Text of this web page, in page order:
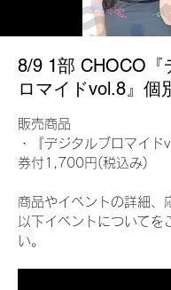
8/9 1部 CHOCO『
ロマイドvol.8』個
販売商品
・『デジタルブロマイ
券付1,700円(税込み)
商品やイベントの詳細、
以下イベントについてを
い。